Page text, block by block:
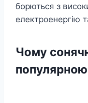
борються з
електроенергію
Чому